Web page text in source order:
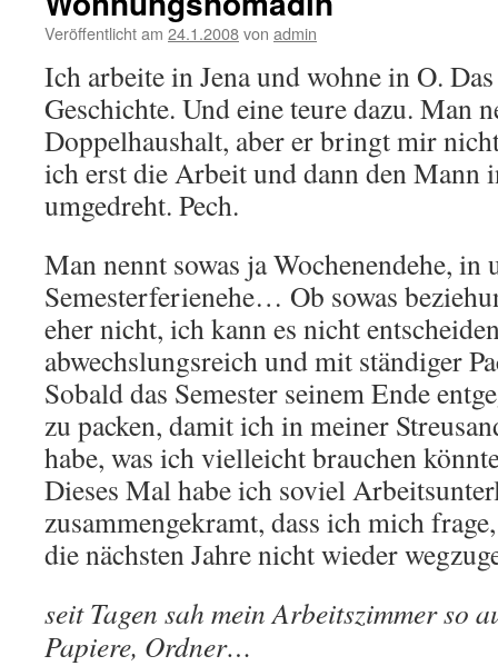
Veröffentlicht am 24.1.2008von admin
Ich arbeite in Jena und wohne in O.
Geschichte. Und eine teure dazu. Man
Doppelhaushalt, aber er bringt mir
ich erst die Arbeit und dann den Mann
umgedreht. Pech.
Man nennt sowas ja Wochenendehe, in
Semesterferienehe… Ob sowas
eher nicht, ich kann es nicht
abwechslungsreich und mit ständiger
Sobald das Semester seinem Ende
zu packen, damit ich in meiner
habe, was ich vielleicht brauchen
Dieses Mal habe ich soviel
zusammengekramt, dass ich mich
die nächsten Jahre nicht wieder
seit Tagen sah mein Arbeitszimmer so
Papiere, Ordner…